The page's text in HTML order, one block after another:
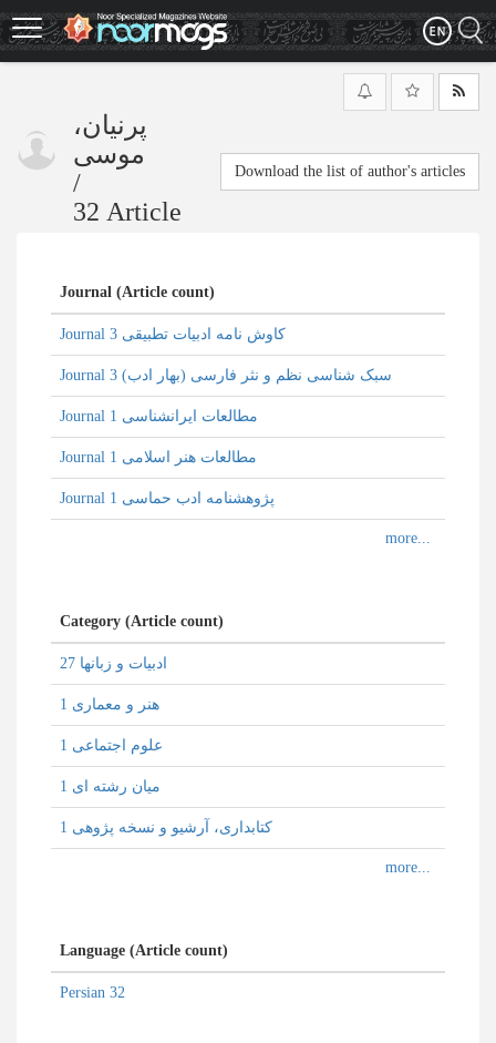
Skip
to
main
پرنیان،
موسی
/
32 Article
Download the list of author's articles
Journal (Article count)
Journal کاوش نامه ادبیات تطبیقی 3
Journal سبک شناسی نظم و نثر فارسی (بهار ادب) 3
Journal مطالعات ایرانشناسی 1
Journal مطالعات هنر اسلامی 1
Journal پژوهشنامه ادب حماسی 1
Category (Article count)
ادبیات و زبانها 27
هنر و معماری 1
علوم اجتماعی 1
میان رشته ای 1
كتابداری، آرشیو و نسخه پژوهی 1
Language (Article count)
Persian 32